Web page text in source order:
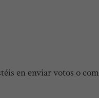
en enviar votos o